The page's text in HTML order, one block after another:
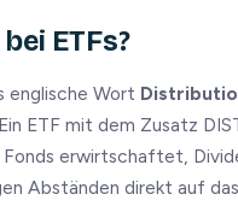
ETFs?
englische Wort
ETF mit dem Zusatz
erwirtschaftet,
Abständen direkt auf